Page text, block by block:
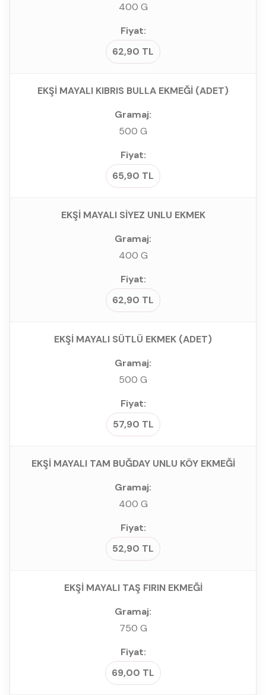
400 G
62,90 TL
EKŞİ MAYALI KIBRIS BULLA EKMEĞİ (ADET)
500 G
65,90 TL
EKŞİ MAYALI SİYEZ UNLU EKMEK
400 G
62,90 TL
EKŞİ MAYALI SÜTLÜ EKMEK (ADET)
500 G
57,90 TL
EKŞİ MAYALI TAM BUĞDAY UNLU KÖY EKMEĞİ
400 G
52,90 TL
EKŞİ MAYALI TAŞ FIRIN EKMEĞİ
750 G
69,00 TL